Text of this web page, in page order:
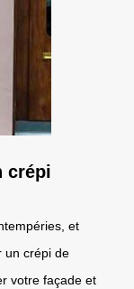
crépi
et
un crépi de
votre façade et